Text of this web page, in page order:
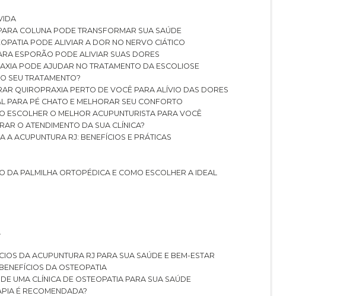
COLUNA PODE TRANSFORMAR SUA SAÚDE
PODE ALIVIAR A DOR NO NERVO CIÁTICO
ESPORÃO PODE ALIVIAR SUAS DORES
PODE AJUDAR NO TRATAMENTO DA ESCOLIOSE
SEU TRATAMENTO?
QUIROPRAXIA PERTO DE VOCÊ PARA ALÍVIO DAS DORES
PARA PÉ CHATO E MELHORAR SEU CONFORTO
ESCOLHER O MELHOR ACUPUNTURISTA PARA VOCÊ
O ATENDIMENTO DA SUA CLÍNICA?
A ACUPUNTURA RJ: BENEFÍCIOS E PRÁTICAS
DA PALMILHA ORTOPÉDICA E COMO ESCOLHER A IDEAL
DA ACUPUNTURA RJ PARA SUA SAÚDE E BEM-ESTAR
BENEFÍCIOS DA OSTEOPATIA
DE UMA CLÍNICA DE OSTEOPATIA PARA SUA SAÚDE
É RECOMENDADA?